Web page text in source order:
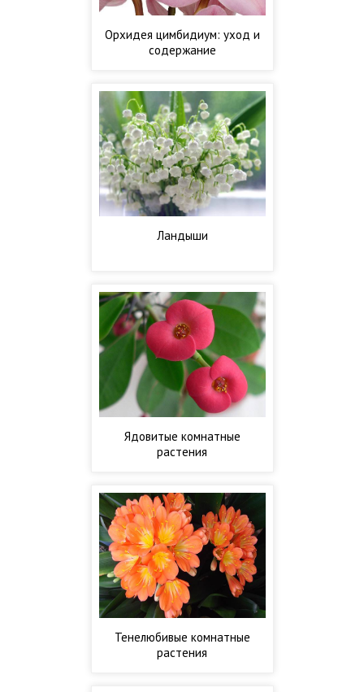
Орхидея цимбидиум: уход и
содержание
Ландыши
Ядовитые комнатные
растения
Тенелюбивые комнатные
растения